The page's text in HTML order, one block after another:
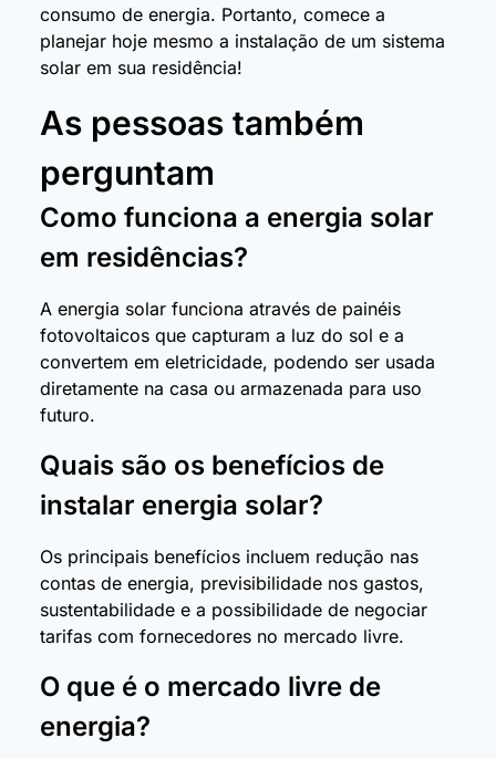
consumo de energia. Portanto, comece a
planejar hoje mesmo a instalação de um sistema
solar em sua residência!
As pessoas também
perguntam
Como funciona a energia solar
em residências?
A energia solar funciona através de painéis
fotovoltaicos que capturam a luz do sol e a
convertem em eletricidade, podendo ser usada
diretamente na casa ou armazenada para uso
futuro.
Quais são os benefícios de
instalar energia solar?
Os principais benefícios incluem redução nas
contas de energia, previsibilidade nos gastos,
sustentabilidade e a possibilidade de negociar
tarifas com fornecedores no mercado livre.
O que é o mercado livre de
energia?